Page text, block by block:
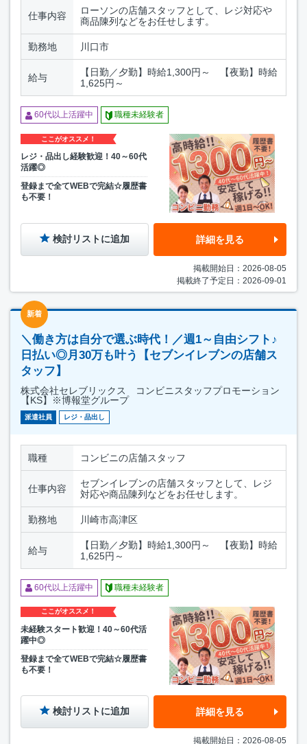
仕事内容
ローソンの店舗スタッフとして、レジ対応や
商品陳列などをお任せします。
勤務地 川口市
給与
【日勤／夕勤】時給1,300円～ 【夜勤】時給
1,625円～
60代以上活躍中 職種未経験者
ここがオススメ！
レジ・品出し経験歓迎！40～60代
活躍◎
登録まで全てWEBで完結☆履歴書
も不要！
検討リストに追加 詳細を見る
掲載開始日：2026-08-05
掲載終了予定日：2026-09-01
新着
＼働き方は自分で選ぶ時代！／週1～自由シフト♪
日払い◎月30万も叶う【セブンイレブンの店舗ス
タッフ】
株式会社セレブリックス コンビニスタッフプロモーション
【KS】※博報堂グループ
派遣社員 レジ・品出し
職種 コンビニの店舗スタッフ
仕事内容
セブンイレブンの店舗スタッフとして、レジ
対応や商品陳列などをお任せします。
勤務地 川崎市高津区
給与
【日勤／夕勤】時給1,300円～ 【夜勤】時給
1,625円～
60代以上活躍中 職種未経験者
ここがオススメ！
未経験スタート歓迎！40～60代活
躍中◎
登録まで全てWEBで完結☆履歴書
も不要！
検討リストに追加 詳細を見る
掲載開始日：2026-08-05